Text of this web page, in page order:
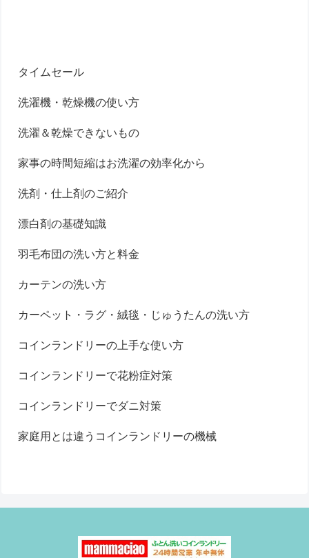
タイムセール
洗濯機・乾燥機の使い方
洗濯＆乾燥できないもの
家事の時間短縮はお洗濯の効率化から
洗剤・仕上剤のご紹介
漂白剤の基礎知識
羽毛布団の洗い方と料金
カーテンの洗い方
カーペット・ラグ・絨毯・じゅうたんの洗い方
コインランドリーの上手な使い方
コインランドリーで花粉症対策
コインランドリーでダニ対策
家庭用とは違うコインランドリーの機械